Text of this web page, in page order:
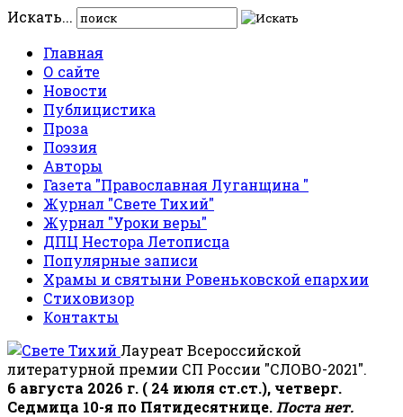
Искать...
Главная
О сайте
Новости
Публицистика
Проза
Поэзия
Авторы
Газета "Православная Луганщина "
Журнал "Свете Тихий"
Журнал "Уроки веры"
ДПЦ Нестора Летописца
Популярные записи
Храмы и святыни Ровеньковской епархии
Стиховизор
Контакты
Лауреат Всероссийской
литературной премии СП России "СЛОВО-2021".
6 августа 2026 г. ( 24 июля ст.ст.), четверг.
Седмица 10-я по Пятидесятнице. Поста нет.